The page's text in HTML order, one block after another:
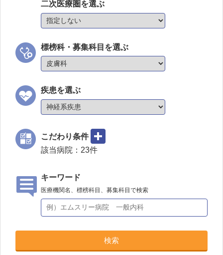
二次医療圏を選ぶ
標榜科・募集科目を選ぶ
疾患を選ぶ
こだわり条件
該当病院： 23件
キーワード
医療機関名、標榜科目、募集科目で検索
検索